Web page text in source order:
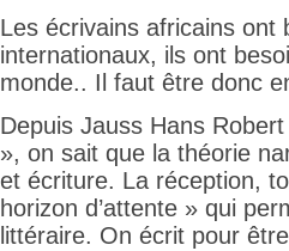
Les écrivains africains ont
internationaux, ils ont
monde.. Il faut être donc
Depuis Jauss Hans
», on sait que la théorie
et écriture. La réception,
horizon d’attente » qui
littéraire. On écrit pour